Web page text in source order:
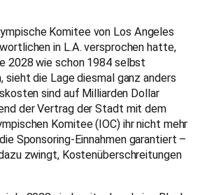
Komitee von Los Angeles
in L.A. versprochen hatte,
2028 wie schon 1984 selbst
sieht die Lage diesmal ganz anders
sind auf Milliarden Dollar
der Vertrag der Stadt mit dem
Komitee (IOC) ihr nicht mehr
Sponsoring-Einnahmen garantiert –
zwingt, Kostenüberschreitungen